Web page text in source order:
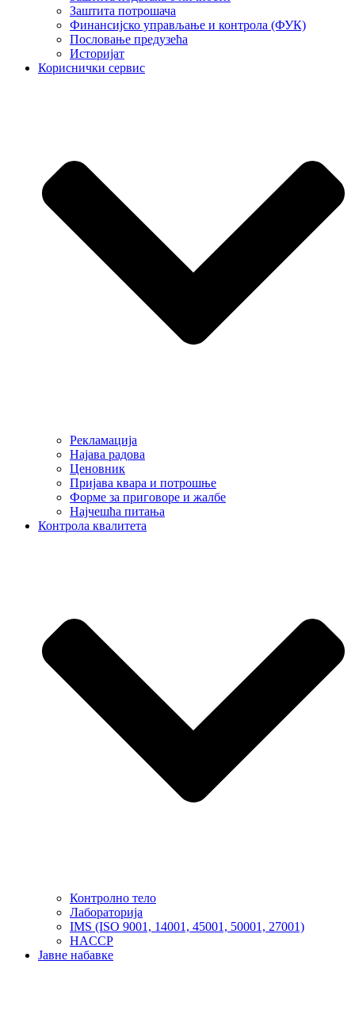
Заштита потрошача
Финансијско управљање и контрола (ФУК)
Пословање предузећа
Историјат
Кориснички сервис
Рекламација
Најава радова
Ценовник
Пријава квара и потрошње
Форме за приговоре и жалбе
Најчешћа питања
Контрола квалитета
Контролно тело
Лабораторија
IMS (ISO 9001, 14001, 45001, 50001, 27001)
HACCP
Јавне набавке